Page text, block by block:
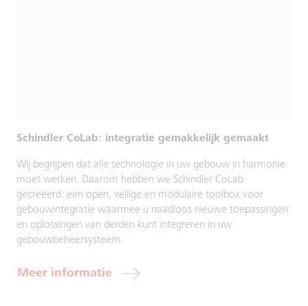
Schindler CoLab: integratie gemakkelijk gemaakt
Wij begrijpen dat alle technologie in uw gebouw in harmonie
moet werken. Daarom hebben we Schindler CoLab
gecreëerd: een open, veilige en modulaire toolbox voor
gebouwintegratie waarmee u naadloos nieuwe toepassingen
en oplossingen van derden kunt integreren in uw
gebouwbeheersysteem.
Meer informatie